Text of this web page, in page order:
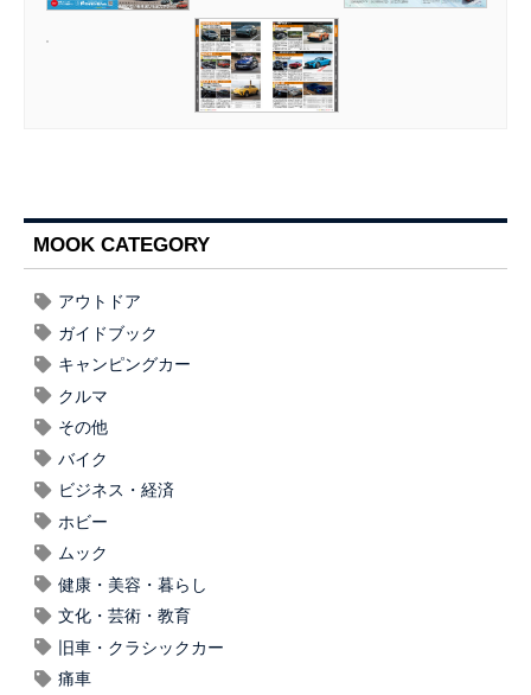
MOOK CATEGORY
アウトドア
ガイドブック
キャンピングカー
クルマ
その他
バイク
ビジネス・経済
ホビー
ムック
健康・美容・暮らし
文化・芸術・教育
旧車・クラシックカー
痛車